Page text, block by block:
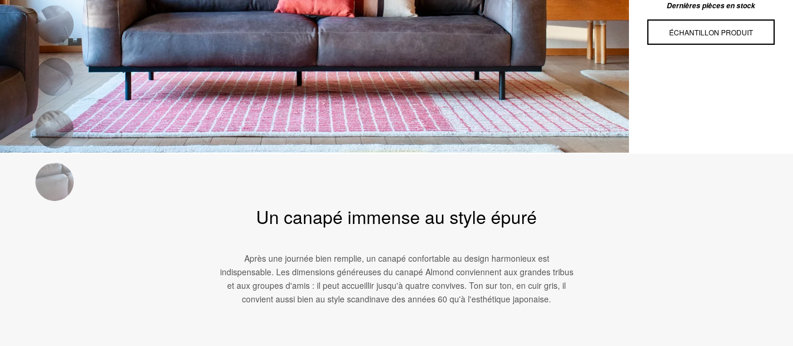
Dernières pièces en stock
ÉCHANTILLON PRODUIT
Un canapé immense au style épuré
Après une journée bien remplie, un canapé confortable au design harmonieux est
indispensable. Les dimensions généreuses du canapé Almond conviennent aux grandes tribus
et aux groupes d'amis : il peut accueillir jusqu'à quatre convives. Ton sur ton, en cuir gris, il
convient aussi bien au style scandinave des années 60 qu'à l'esthétique japonaise.